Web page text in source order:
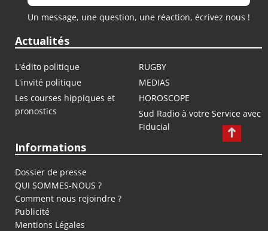
Un message, une question, une réaction, écrivez nous !
Actualités
L'édito politique
RUGBY
L'invité politique
MEDIAS
Les courses hippiques et
pronostics
HOROSCOPE
Sud Radio à votre Service avec
Fiducial
Informations
Dossier de presse
QUI SOMMES-NOUS ?
Comment nous rejoindre ?
Publicité
Mentions Légales